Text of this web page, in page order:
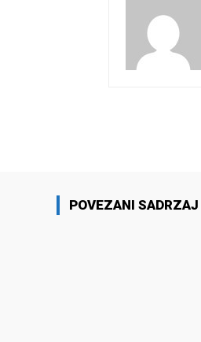
POVEZANI SADRZAJ